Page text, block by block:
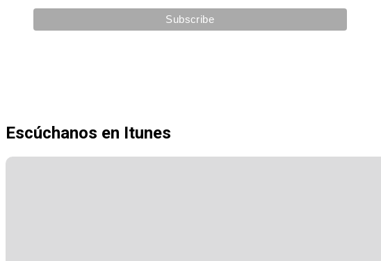
Escúchanos en Itunes